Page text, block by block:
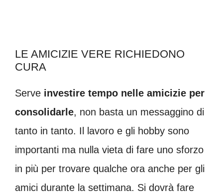
LE AMICIZIE VERE RICHIEDONO
CURA
Serve investire tempo nelle amicizie per
consolidarle, non basta un messaggino di
tanto in tanto. Il lavoro e gli hobby sono
importanti ma nulla vieta di fare uno sforzo
in più per trovare qualche ora anche per gli
amici durante la settimana. Si dovrà fare